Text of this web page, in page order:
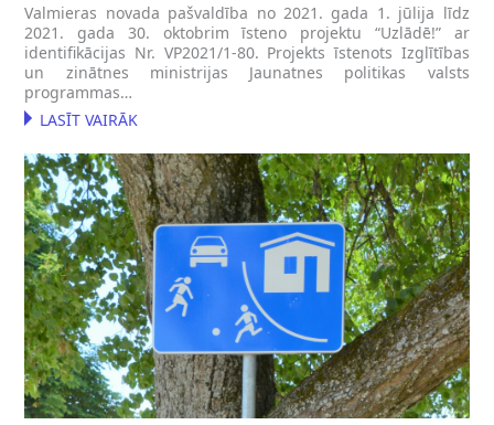
Valmieras novada pašvaldība no 2021. gada 1. jūlija līdz
2021. gada 30. oktobrim īsteno projektu “Uzlādē!” ar
identifikācijas Nr. VP2021/1-80. Projekts īstenots Izglītības
un zinātnes ministrijas Jaunatnes politikas valsts
programmas…
LASĪT VAIRĀK